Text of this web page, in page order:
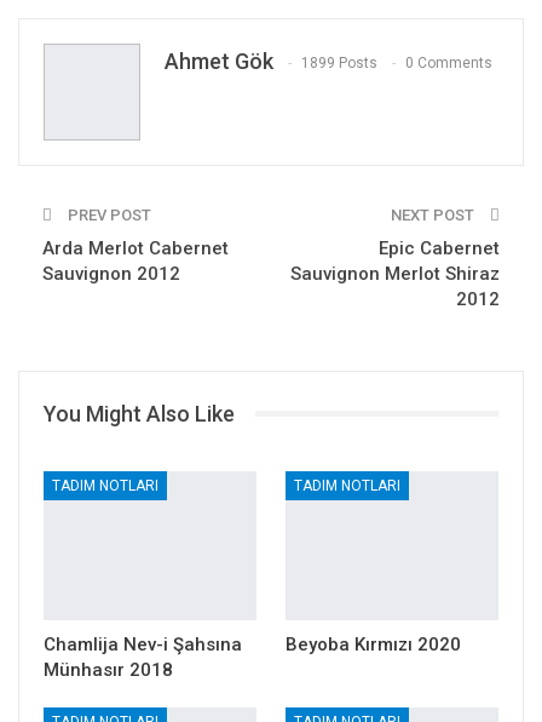
Email
Ahmet Gök 1899 Posts 0 Comments
PREV POST
Arda Merlot Cabernet
Sauvignon 2012
NEXT POST
Epic Cabernet
Sauvignon Merlot Shiraz
2012
You Might Also Like
TADIM NOTLARI
Chamlija Nev-i Şahsına
Münhasır 2018
TADIM NOTLARI
Beyoba Kırmızı 2020